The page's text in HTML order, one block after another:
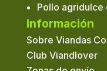
Pollo agridulce
Información
Sobre Viandas
Club Viandlover